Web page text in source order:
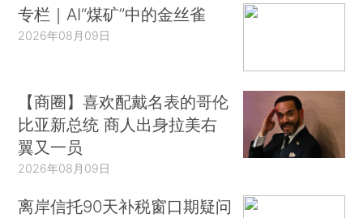
专栏｜AI“煤矿”中的金丝雀
2026年08月09日
【商圈】喜欢配戴名表的哥伦
比亚新总统 商人出身拉美右
翼又一员
2026年08月09日
离岸信托90天补税窗口期疑问